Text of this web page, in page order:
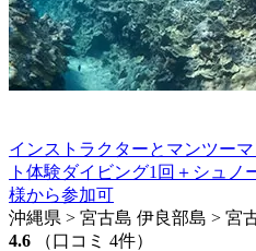
インストラクターとマンツー
ト体験ダイビング1回＋シュ
様から参加可
沖縄県 > 宮古島 伊良部島 > 宮
4.6
（口コミ 4件）